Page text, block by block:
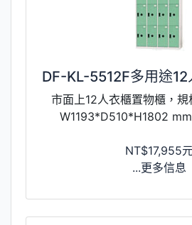
DF-KL-5512F多用途
市面上12人衣櫃置物櫃，規
W1193*D510*H1802
NT$17,955
...更多信息